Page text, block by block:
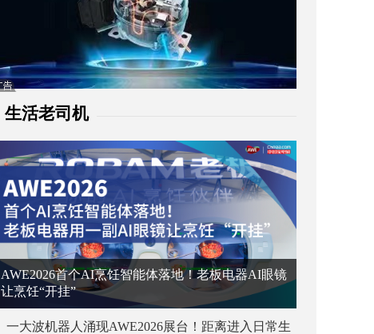
生活老司机
AWE2026首个AI烹饪智能体落地！老板电器AI眼镜
让烹饪“开挂”
一大波机器人涌现AWE2026展台！距离进入日常生